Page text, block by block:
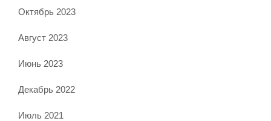
Октябрь 2023
Август 2023
Июнь 2023
Декабрь 2022
Июль 2021